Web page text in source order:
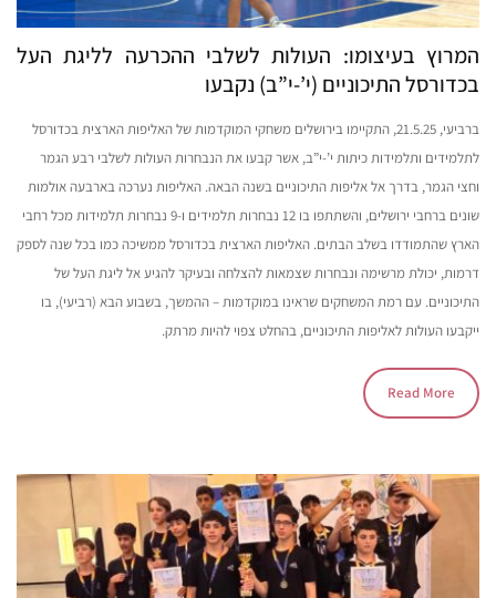
המרוץ בעיצומו: העולות לשלבי ההכרעה לליגת העל
בכדורסל התיכוניים (י’-י”ב) נקבעו
ברביעי, 21.5.25, התקיימו בירושלים משחקי המוקדמות של האליפות הארצית בכדורסל
לתלמידים ותלמידות כיתות י’-י”ב, אשר קבעו את הנבחרות העולות לשלבי רבע הגמר
וחצי הגמר, בדרך אל אליפות התיכוניים בשנה הבאה. האליפות נערכה בארבעה אולמות
שונים ברחבי ירושלים, והשתתפו בו 12 נבחרות תלמידים ו-9 נבחרות תלמידות מכל רחבי
הארץ שהתמודדו בשלב הבתים. האליפות הארצית בכדורסל ממשיכה כמו בכל שנה לספק
דרמות, יכולת מרשימה ונבחרות שצמאות להצלחה ובעיקר להגיע אל ליגת העל של
התיכוניים. עם רמת המשחקים שראינו במוקדמות – ההמשך, בשבוע הבא (רביעי), בו
ייקבעו העולות לאליפות התיכוניים, בהחלט צפוי להיות מרתק.
Read More